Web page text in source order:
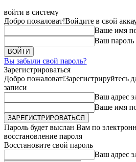
войти в систему
Добро пожаловат!Войдите в свой
Ваше имя
Ваш пароль
Вы забыли свой пароль?
Зарегистрироваться
Добро пожаловат!Зарегистрируйтесь
записи
Ваш адрес
Ваше имя
Пароль будет выслан Вам по
восстановление пароля
Восстановите свой пароль
Ваш адрес